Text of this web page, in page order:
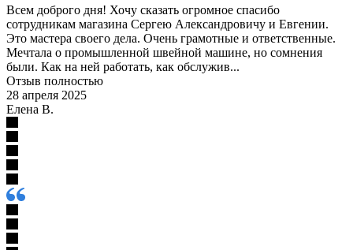
Всем доброго дня! Хочу сказать огромное спасибо
сотрудникам магазина Сергею Александровичу и Евгении.
Это мастера своего дела. Очень грамотные и ответственные.
Мечтала о промышленной швейной машине, но сомнения
были. Как на ней работать, как обслужив...
Отзыв полностью
28 апреля 2025
Елена В.